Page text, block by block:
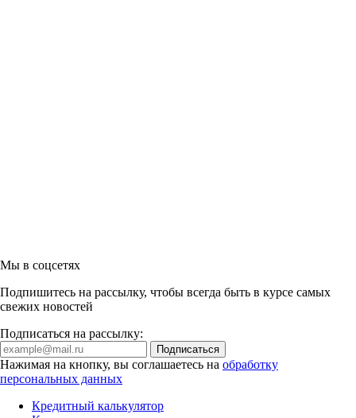
Мы в соцсетях
Подпишитесь на рассылку, чтобы всегда быть в курсе самых
свежих новостей
Подписаться на рассылку:
Нажимая на кнопку, вы соглашаетесь на обработку
персональных данных
Кредитный калькулятор